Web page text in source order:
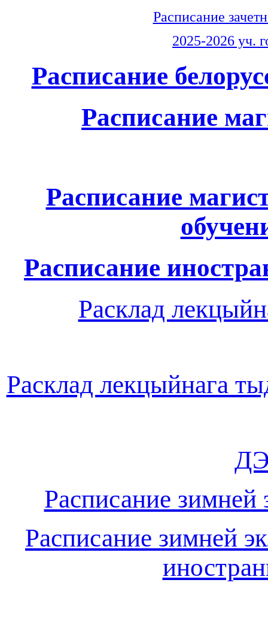
Расписание
2025-2026 уч.
Расписание
Расписание
Расписание
Расписание
Расклад
Расклад лекцыйнага
Расписание
Расписание зимней